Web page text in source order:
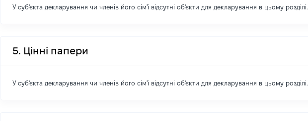
У суб'єкта декларування чи членів його сім'ї відсутні об'єкти для декларування в цьому розділі.
5. Цінні папери
У суб'єкта декларування чи членів його сім'ї відсутні об'єкти для декларування в цьому розділі.